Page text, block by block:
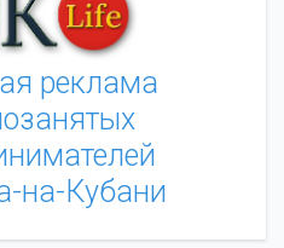
реклама
на-Кубани